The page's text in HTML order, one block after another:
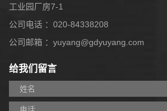
工业园厂房7-1
公司电话 ：020-84338208
公司邮箱 ：yuyang@gdyuyang.com
给我们留言